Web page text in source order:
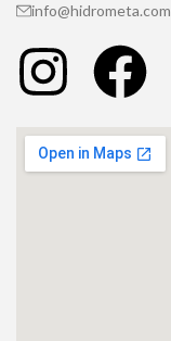
info@hidrometa.com